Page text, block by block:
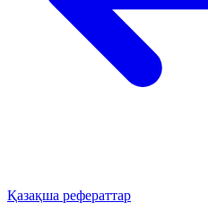
Қазақша рефераттар